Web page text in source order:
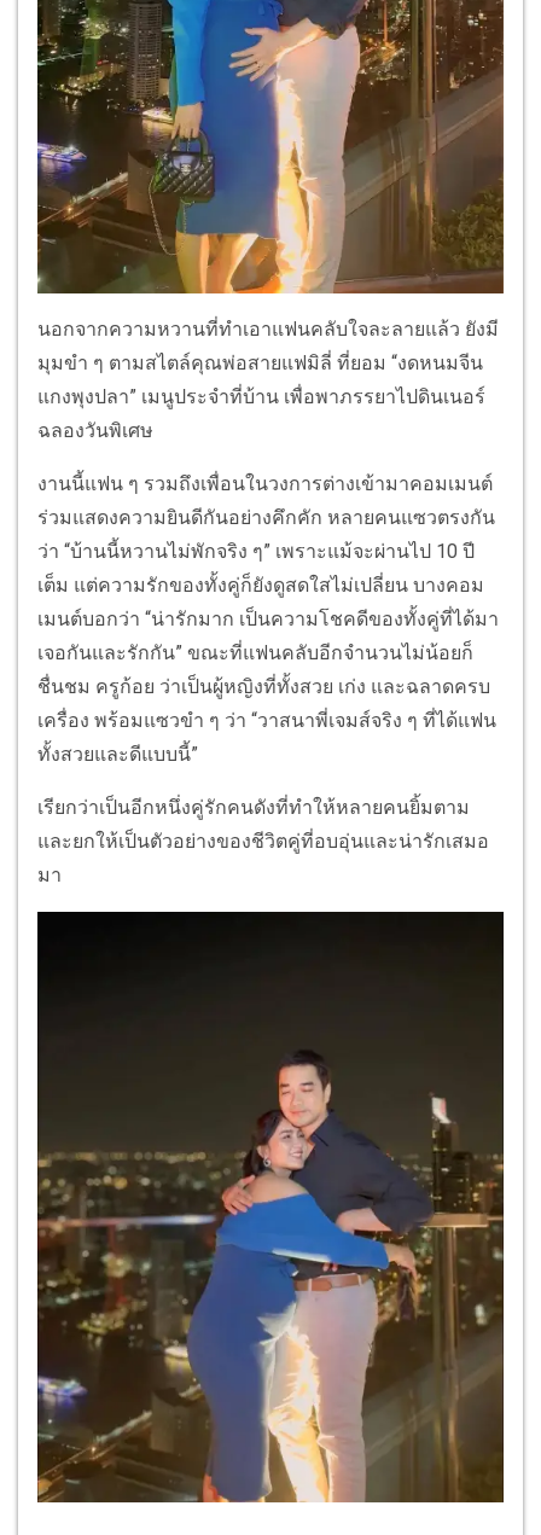
นอกจากความหวานที่ทำเอาแฟนคลับใจละลายแล้ว ยังมี
มุมขำ ๆ ตามสไตล์คุณพ่อสายแฟมิลี่ ที่ยอม “งดหนมจีน
แกงพุงปลา” เมนูประจำที่บ้าน เพื่อพาภรรยาไปดินเนอร์
ฉลองวันพิเศษ
งานนี้แฟน ๆ รวมถึงเพื่อนในวงการต่างเข้ามาคอมเมนต์
ร่วมแสดงความยินดีกันอย่างคึกคัก หลายคนแซวตรงกัน
ว่า “บ้านนี้หวานไม่พักจริง ๆ” เพราะแม้จะผ่านไป 10 ปี
เต็ม แต่ความรักของทั้งคู่ก็ยังดูสดใสไม่เปลี่ยน บางคอม
เมนต์บอกว่า “น่ารักมาก เป็นความโชคดีของทั้งคู่ที่ได้มา
เจอกันและรักกัน” ขณะที่แฟนคลับอีกจำนวนไม่น้อยก็
ชื่นชม ครูก้อย ว่าเป็นผู้หญิงที่ทั้งสวย เก่ง และฉลาดครบ
เครื่อง พร้อมแซวขำ ๆ ว่า “วาสนาพี่เจมส์จริง ๆ ที่ได้แฟน
ทั้งสวยและดีแบบนี้”
เรียกว่าเป็นอีกหนึ่งคู่รักคนดังที่ทำให้หลายคนยิ้มตาม
และยกให้เป็นตัวอย่างของชีวิตคู่ที่อบอุ่นและน่ารักเสมอ
มา